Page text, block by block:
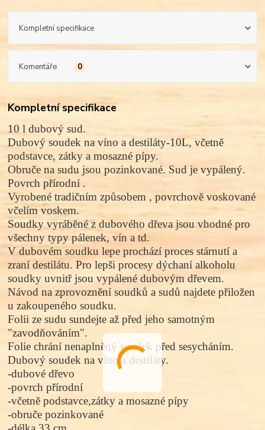
Kompletní specifikace
Komentáře 0
Kompletní specifikace
10 l dubový sud.
Dubový soudek na víno a destiláty-10L, včetně
podstavce, zátky a mosazné pípy.
Obruče na sudu jsou pozinkované. Sud je vypálený.
Povrch přírodní .
Vyrobené tradičním způsobem , povrchově voskované
včelím voskem.
Soudky vyráběné z dubového dřeva jsou vhodné pro
všechny typy pálenek, vín a td.
V dubovém soudku lepe prochází proces stárnutí a
zraní destilátu. Pro lepši procesy dýchaní alkoholu
soudky uvnitř jsou vypálené dubovým dřevem.
Návod na zprovoznění soudků a sudů najdete přiložen
u zakoupeného soudku.
Folii ze sudu sundejte až před jeho samotným
"zavodňováním".
Folie chrání nenaplněný soudek před sesycháním.
Dubový soudek na víno a destiláty.
-dubové dřevo
-povrch přírodní
-včetně podstavce,zátky a mosazné pípy
-obruče pozinkované